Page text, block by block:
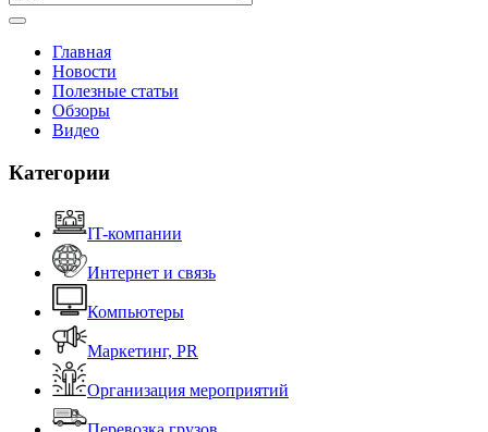
Главная
Новости
Полезные статьи
Обзоры
Видео
Категории
IT-компании
Интернет и связь
Компьютеры
Маркетинг, PR
Организация мероприятий